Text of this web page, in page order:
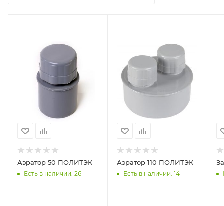
Аэратор 50 ПОЛИТЭК
Есть в наличии: 26
Аэратор 110 ПОЛИТЭК
Есть в наличии: 14